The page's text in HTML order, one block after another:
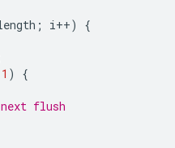
; i++)
{
1 )
{
flush